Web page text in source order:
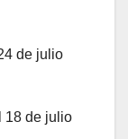
de julio
de julio